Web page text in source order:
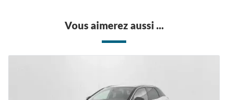
Vous aimerez aussi ...